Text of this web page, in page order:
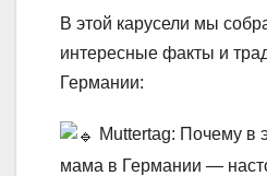
В этой карусели мы
интересные факты и
Германии:
Muttertag: Почему в
мама в Германии —